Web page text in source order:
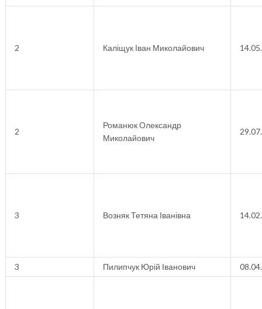
2 Каліщук Іван Миколайович
2
Романюк Олександр
Миколайович
3 Возняк Тетяна Іванівна
3 Пилипчук Юрій Іванович